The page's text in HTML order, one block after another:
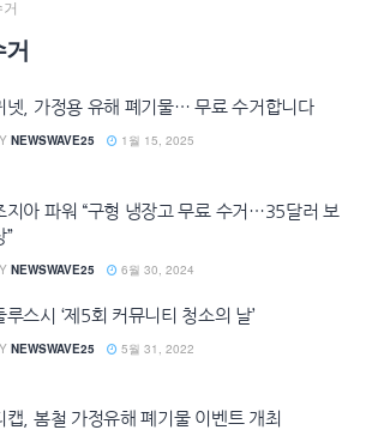
넷, 가정용 유해 폐기물… 무료 수거합니다
NEWSWAVE25 1월 15, 2025
지아 파워 “구형 냉장고 무료 수거…35달러 보
”
NEWSWAVE25 6월 30, 2024
루스시 ‘제5회 커뮤니티 청소의 날’
NEWSWAVE25 5월 31, 2022
캡, 봄철 가정유해 폐기물 이벤트 개최